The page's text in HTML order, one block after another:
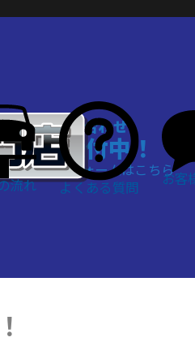
でお問い合わせ
時間受付中！
い合わせフォームはこちら
流れ よくある質問 お客